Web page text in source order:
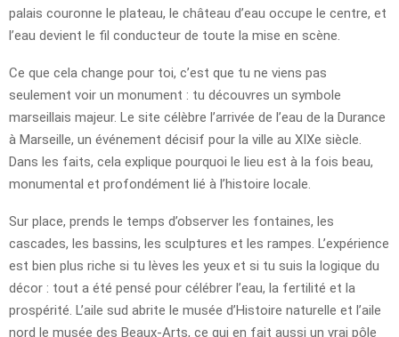
palais couronne le plateau, le château d’eau occupe le centre, et
l’eau devient le fil conducteur de toute la mise en scène.
Ce que cela change pour toi, c’est que tu ne viens pas
seulement voir un monument : tu découvres un symbole
marseillais majeur. Le site célèbre l’arrivée de l’eau de la Durance
à Marseille, un événement décisif pour la ville au XIXe siècle.
Dans les faits, cela explique pourquoi le lieu est à la fois beau,
monumental et profondément lié à l’histoire locale.
Sur place, prends le temps d’observer les fontaines, les
cascades, les bassins, les sculptures et les rampes. L’expérience
est bien plus riche si tu lèves les yeux et si tu suis la logique du
décor : tout a été pensé pour célébrer l’eau, la fertilité et la
prospérité. L’aile sud abrite le musée d’Histoire naturelle et l’aile
nord le musée des Beaux-Arts, ce qui en fait aussi un vrai pôle